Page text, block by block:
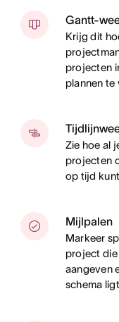
Gantt-
Krijg dit
projecten
plannen
Zie hoe al
projecten
op tijd
Mijlpalen
Markeer
project die
aangeven
schema